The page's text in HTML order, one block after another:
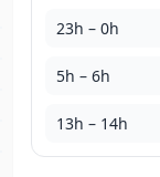
23h – 0h
5h – 6h
13h – 14h